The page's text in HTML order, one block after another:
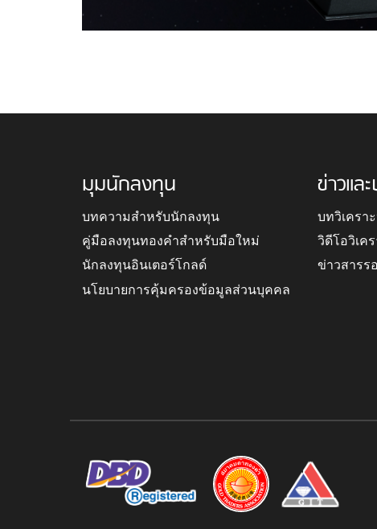
มุมนักลงทุน
บทความสำหรับนักลงทุน
คู่มือลงทุนทองคำสำหรับมือใหม่
นักลงทุนอินเตอร์โกลด์
นโยบายการคุ้มครองข้อมูลส่วนบุคคล
ข่าวแล
บทวิเครา
วิดีโอวิเค
ข่าวสารร